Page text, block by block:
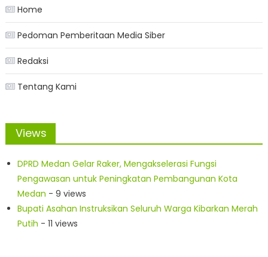
Home
Pedoman Pemberitaan Media Siber
Redaksi
Tentang Kami
Views
DPRD Medan Gelar Raker, Mengakselerasi Fungsi
Pengawasan untuk Peningkatan Pembangunan Kota
Medan - 9 views
Bupati Asahan Instruksikan Seluruh Warga Kibarkan Merah
Putih - 11 views